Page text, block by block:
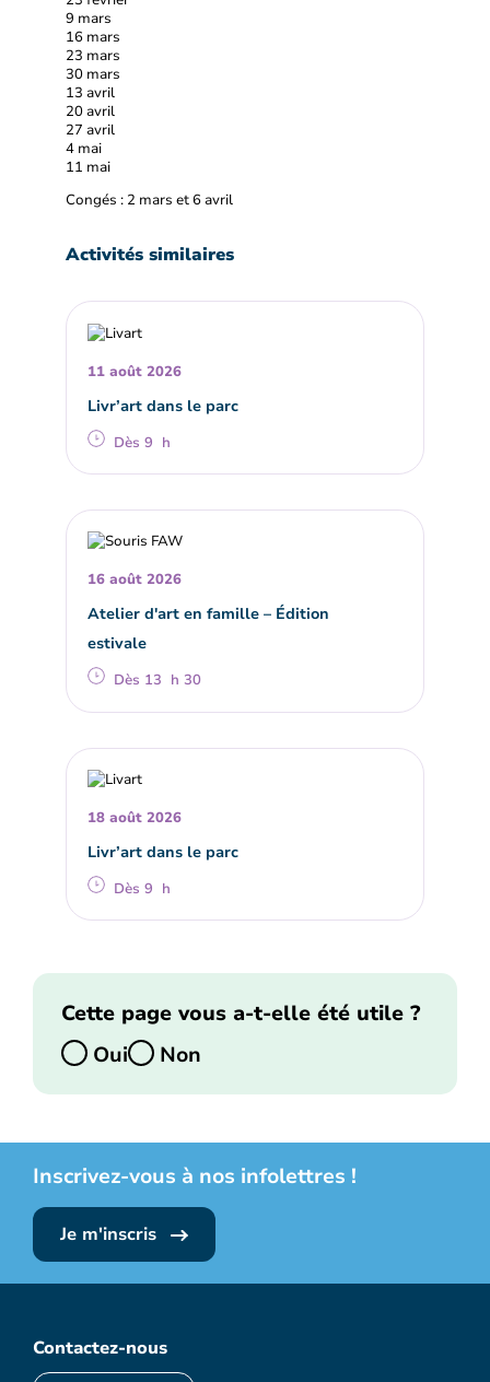
9 mars
16 mars
23 mars
30 mars
13 avril
20 avril
27 avril
4 mai
11 mai
Congés : 2 mars et 6 avril
Activités similaires
11 août 2026
Livr’art dans le parc
Dès 9 h
16 août 2026
Atelier d'art en famille – Édition
estivale
Dès 13 h 30
18 août 2026
Livr’art dans le parc
Dès 9 h
Cette page vous a-t-elle été utile ?
Oui
Non
Inscrivez-vous à nos infolettres !
Je m'inscris
Contactez-nous